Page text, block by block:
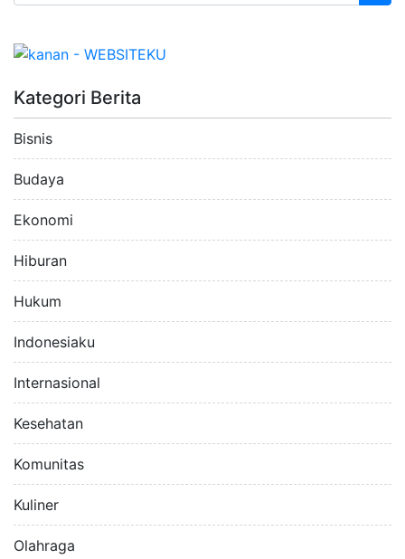
Kategori Berita
Bisnis
Budaya
Ekonomi
Hiburan
Hukum
Indonesiaku
Internasional
Kesehatan
Komunitas
Kuliner
Olahraga